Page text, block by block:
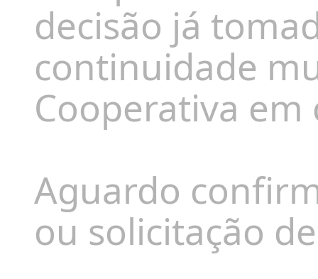
decisão já
continuidade
Cooperativa em
Aguardo
ou solicitação